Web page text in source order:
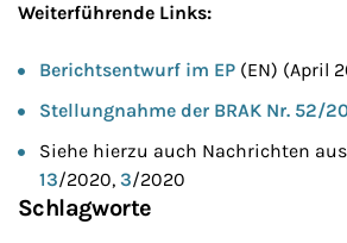
Weiterführende Links:
Berichtsentwurf im EP (EN) (April
Stellungnahme der BRAK Nr. 52/
Siehe hierzu auch Nachrichten
13/2020, 3/2020
Schlagworte